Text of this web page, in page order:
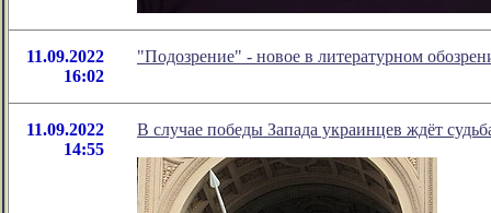
11.09.2022
16:02
"Подозрение" - новое в литературном
11.09.2022
14:55
В случае победы Запада украинцев ждёт